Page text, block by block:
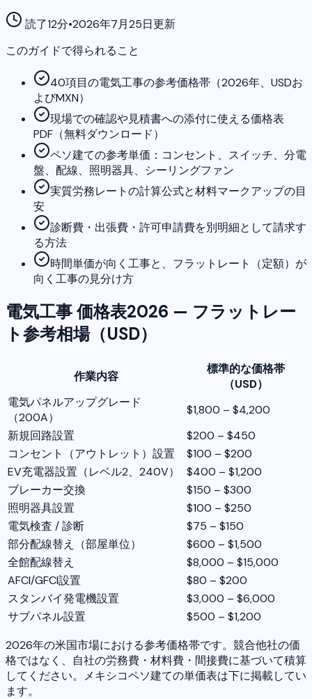
読了12分•2026年7月25日更新
このガイドで得られること
40項目の電気工事の参考価格帯（2026年、USDお
よびMXN）
現場での確認や見積書への添付に使える価格表
PDF（無料ダウンロード）
ペソ建ての参考単価：コンセント、スイッチ、分電
盤、配線、照明器具、シーリングファン
実質労務レートの計算公式と材料マークアップの目
安
診断費・出張費・許可申請費を別明細として請求す
る方法
時間単価が向く工事と、フラットレート（定額）が
向く工事の見分け方
電気工事 価格表2026 — フラットレー
ト参考相場（USD）
作業内容
標準的な価格帯
（USD）
電気パネルアップグレード
（200A）
$1,800 – $4,200
新規回路設置
$200 – $450
コンセント（アウトレット）設置
$100 – $200
EV充電器設置（レベル2、240V）
$400 – $1,200
ブレーカー交換
$150 – $300
照明器具設置
$100 – $250
電気検査 / 診断
$75 – $150
部分配線替え（部屋単位）
$600 – $1,500
全館配線替え
$8,000 – $15,000
AFCI/GFCI設置
$80 – $200
スタンバイ発電機設置
$3,000 – $6,000
サブパネル設置
$500 – $1,200
2026年の米国市場における参考価格帯です。競合他社の価
格ではなく、自社の労務費・材料費・間接費に基づいて積算
してください。メキシコペソ建ての単価表は下に掲載してい
ます。